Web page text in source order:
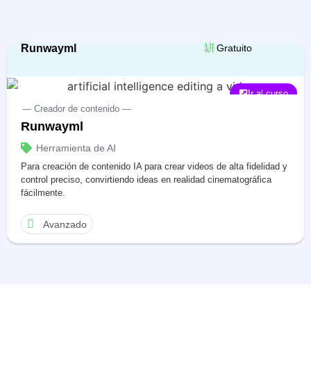
Runwayml Gratuito
Ir al curso
— Creador de contenido —
Runwayml
Herramienta de AI
Para creación de contenido IA para crear videos de alta fidelidad y
control preciso, convirtiendo ideas en realidad cinematográfica
fácilmente.
Avanzado